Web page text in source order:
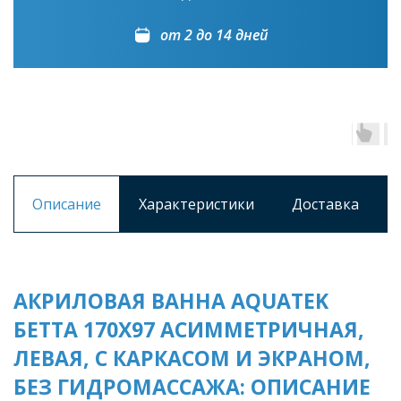
от 2 до 14 дней
Описание Характеристики Доставка
АКРИЛОВАЯ ВАННА AQUATEK
БЕТТА 170X97 АСИММЕТРИЧНАЯ,
ЛЕВАЯ, С КАРКАСОМ И ЭКРАНОМ,
БЕЗ ГИДРОМАССАЖА: ОПИСАНИЕ